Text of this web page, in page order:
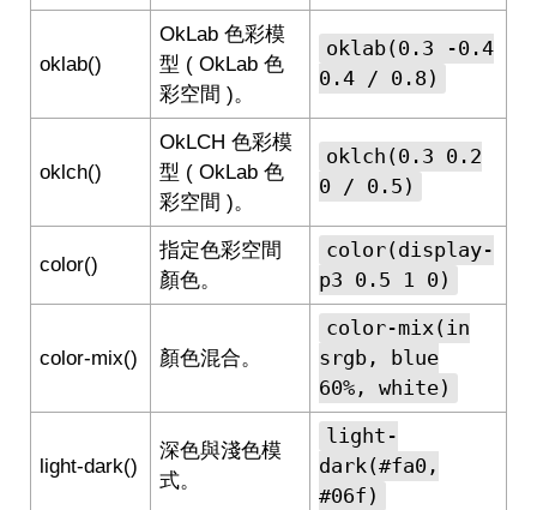
oklab()
OkLab 色彩模
型 ( OkLab 色
彩空間 )。
oklab(0.3 -0.4
0.4 / 0.8)
oklch()
OkLCH 色彩模
型 ( OkLab 色
彩空間 )。
oklch(0.3 0.2
0 / 0.5)
color()
指定色彩空間
顏色。
color(display-
p3 0.5 1 0)
color-mix() 顏色混合。
color-mix(in
srgb, blue
60%, white)
light-dark()
深色與淺色模
式。
light-
dark(#fa0,
#06f)